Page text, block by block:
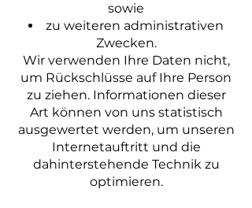
sowie
zu weiteren administrativen
Zwecken.
Wir verwenden Ihre Daten nicht,
um Rückschlüsse auf Ihre Person
zu ziehen. Informationen dieser
Art können von uns statistisch
ausgewertet werden, um unseren
Internetauftritt und die
dahinterstehende Technik zu
optimieren.